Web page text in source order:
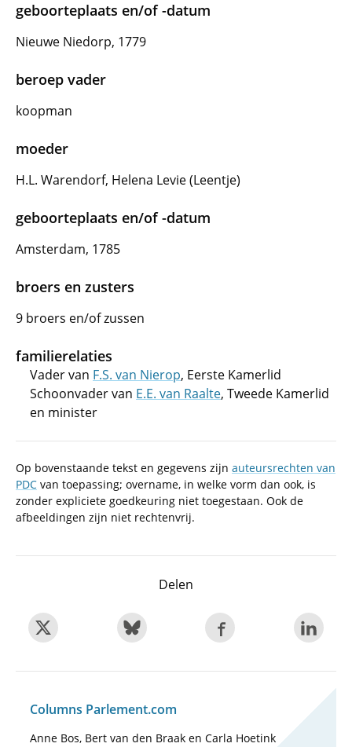
geboorteplaats en/of -datum
Nieuwe Niedorp, 1779
beroep vader
koopman
moeder
H.L. Warendorf, Helena Levie (Leentje)
geboorteplaats en/of -datum
Amsterdam, 1785
broers en zusters
9 broers en/of zussen
familierelaties
Vader van F.S. van Nierop, Eerste Kamerlid
Schoonvader van E.E. van Raalte, Tweede Kamerlid
en minister
Op bovenstaande tekst en gegevens zijn auteursrechten van
PDC van toepassing; overname, in welke vorm dan ook, is
zonder expliciete goedkeuring niet toegestaan. Ook de
afbeeldingen zijn niet rechtenvrij.
Delen
Columns Parlement.com
Anne Bos, Bert van den Braak en Carla Hoetink